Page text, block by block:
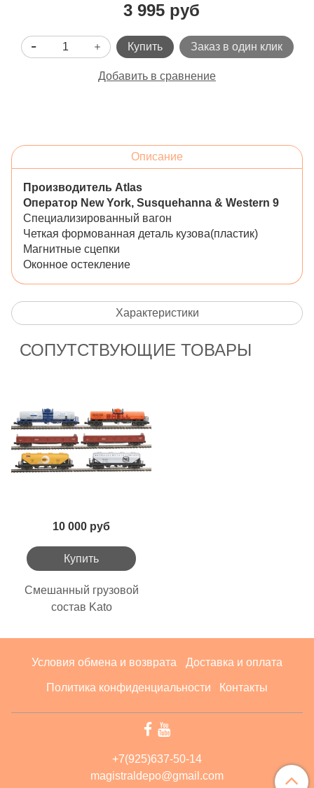
3 995 руб
Купить Заказ в один клик
Добавить в сравнение
Описание
Производитель Atlas
Оператор New York, Susquehanna & Western 9
Специализированный вагон
Четкая формованная деталь кузова(пластик)
Магнитные сцепки
Оконное остекление
Характеристики
СОПУТСТВУЮЩИЕ ТОВАРЫ
10 000 руб
Купить
Смешанный грузовой
состав Kato
Условия обмена и возврата Доставка и оплата
Политика конфиденциальности Контакты
+7(925)637-50-14
magistraldepo@gmail.com